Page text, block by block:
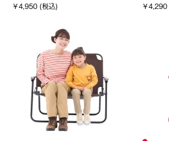
￥4,950 (税込) ￥4,290